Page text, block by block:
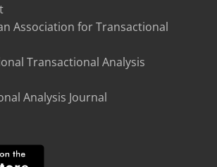
Association for Transactional
Transactional Analysis
Analysis Journal